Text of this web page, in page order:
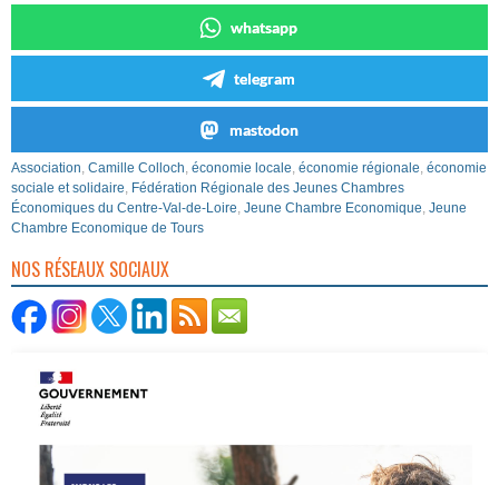
whatsapp
telegram
mastodon
Association, Camille Colloch, économie locale, économie régionale, économie
sociale et solidaire, Fédération Régionale des Jeunes Chambres
Économiques du Centre-Val-de-Loire, Jeune Chambre Economique, Jeune
Chambre Economique de Tours
NOS RÉSEAUX SOCIAUX